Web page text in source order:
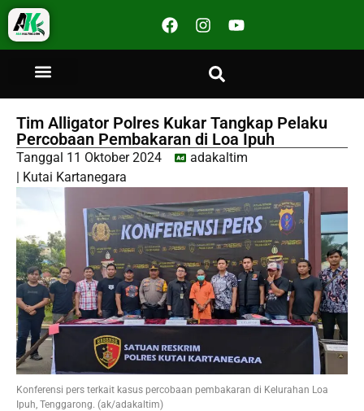
Tim Alligator Polres Kukar Tangkap Pelaku
Percobaan Pembakaran di Loa Ipuh
Tanggal 11 Oktober 2024
adakaltim
Kutai Kartanegara
Konferensi pers terkait kasus percobaan pembakaran di Kelurahan Loa
Ipuh, Tenggarong. (ak/adakaltim)